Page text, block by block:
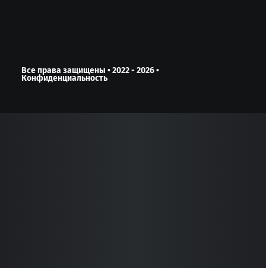
Все права защищены •2022 - 2026•
Конфиденциальность